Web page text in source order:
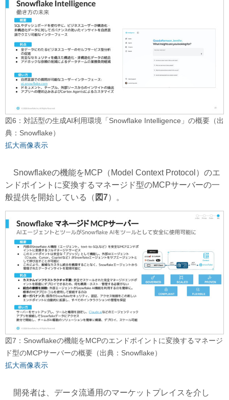
図6：対話型の生成AI利用環境「Snowflake Intelligence」の概要（出
典：Snowflake）
拡大画像表示
Snowflakeの機能をMCP（ Model Context Protocol ）のエ
ンドポイントに変換するマネージド型のMCPサーバーの一
般提供を開始している（ 図7）。
図7：Snowflakeの機能をMCPのエンドポイントに変換するマネージ
ド型のMCPサーバーの概要（出典：Snowflake）
拡大画像表示
開発者は、データ流通用のマーケットプレイスを介し